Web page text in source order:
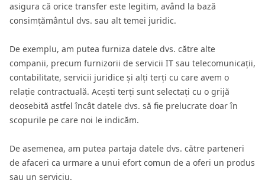
asigura că orice transfer este legitim, având la bază
consimțământul dvs. sau alt temei juridic.
De exemplu, am putea furniza datele dvs. către alte
companii, precum furnizorii de servicii IT sau telecomunicații,
contabilitate, servicii juridice și alți terți cu care avem o
relație contractuală. Acești terți sunt selectați cu o grijă
deosebită astfel încât datele dvs. să fie prelucrate doar în
scopurile pe care noi le indicăm.
De asemenea, am putea partaja datele dvs. către parteneri
de afaceri ca urmare a unui efort comun de a oferi un produs
sau un serviciu.